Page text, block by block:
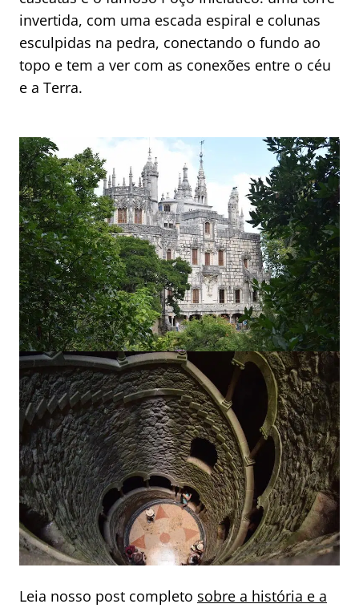
invertida, com uma escada espiral e colunas
esculpidas na pedra, conectando o fundo ao
topo e tem a ver com as conexões entre o céu
e a Terra.
Leia nosso post completo sobre a história e a